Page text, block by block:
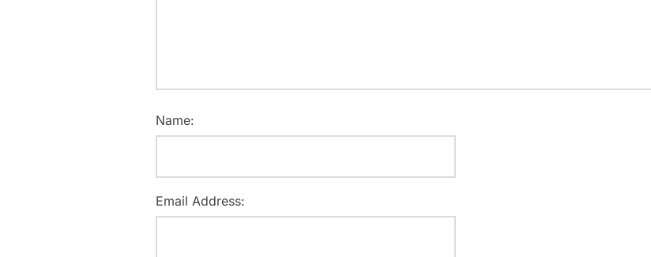
Name:
Email Address: